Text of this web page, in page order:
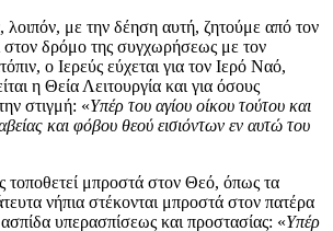
λοιπόν, με την δέηση αυτή, ζητούμε από τον
δρόμο της συγχωρήσεως με τον
ο Ιερεύς εύχεται για τον Ιερό Ναό,
η Θεία Λειτουργία και για όσους
στιγμή: «Υπέρ του αγίου οίκου τούτου και
και φόβου θεού εισιόντων εν αυτώ του
μπροστά στον Θεό, όπως τα
νήπια στέκονται μπροστά στον πατέρα
υπερασπίσεως και προστασίας: «Υπέρ